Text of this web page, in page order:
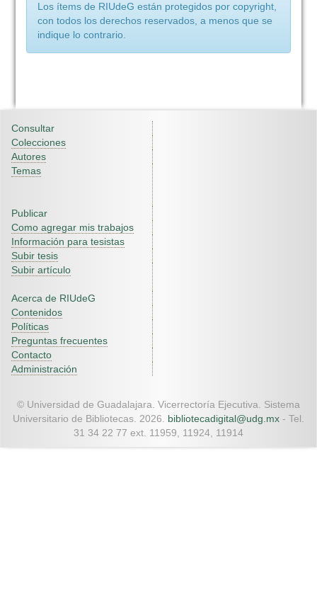
Los ítems de RIUdeG están protegidos por copyright,
con todos los derechos reservados, a menos que se
indique lo contrario.
Consultar
Colecciones
Autores
Temas
Publicar
Como agregar mis trabajos
Información para tesistas
Subir tesis
Subir artículo
Acerca de RIUdeG
Contenidos
Políticas
Preguntas frecuentes
Contacto
Administración
© Universidad de Guadalajara. Vicerrectoría Ejecutiva. Sistema
Universitario de Bibliotecas. 2026. bibliotecadigital@udg.mx - Tel.
31 34 22 77 ext. 11959, 11924, 11914